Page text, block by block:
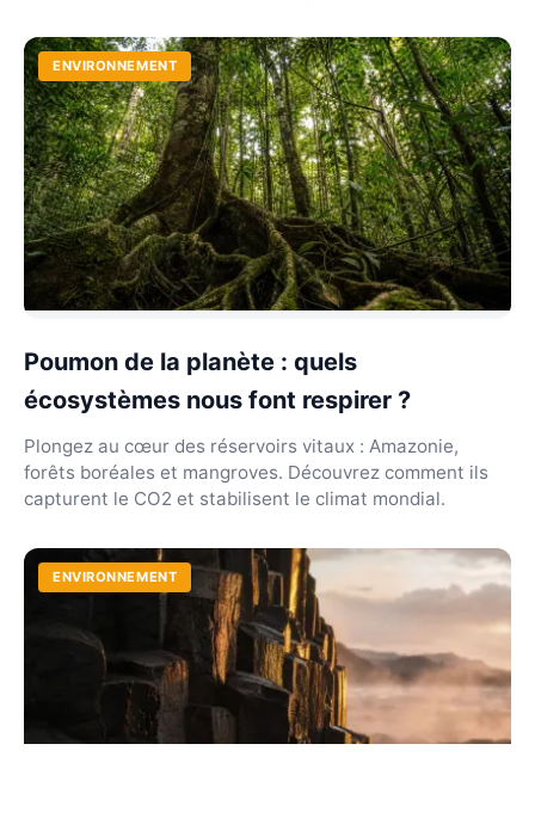
ENVIRONNEMENT
Poumon de la planète : quels
écosystèmes nous font respirer ?
Plongez au cœur des réservoirs vitaux : Amazonie,
forêts boréales et mangroves. Découvrez comment ils
capturent le CO2 et stabilisent le climat mondial.
ENVIRONNEMENT